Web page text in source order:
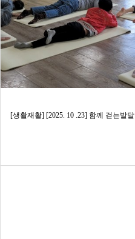
[생활재활] [2025. 10 .23] 함께 걷는발